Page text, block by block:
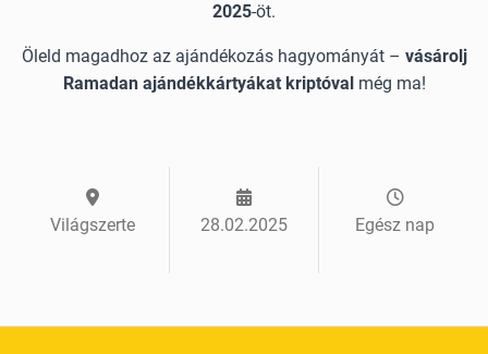
2025-öt.
Öleld magadhoz az ajándékozás hagyományát – vásárolj
Ramadan ajándékkártyákat kriptóvalmég ma!
Világszerte 28.02.2025 Egész nap